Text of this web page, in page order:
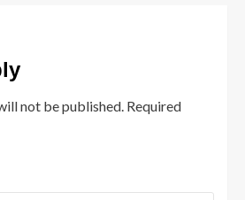
not be published. Required